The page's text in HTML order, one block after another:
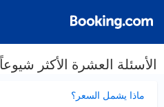
الأسئلة العشرة الأكثر شيوعاً
ماذا يشمل السعر؟
مصغر